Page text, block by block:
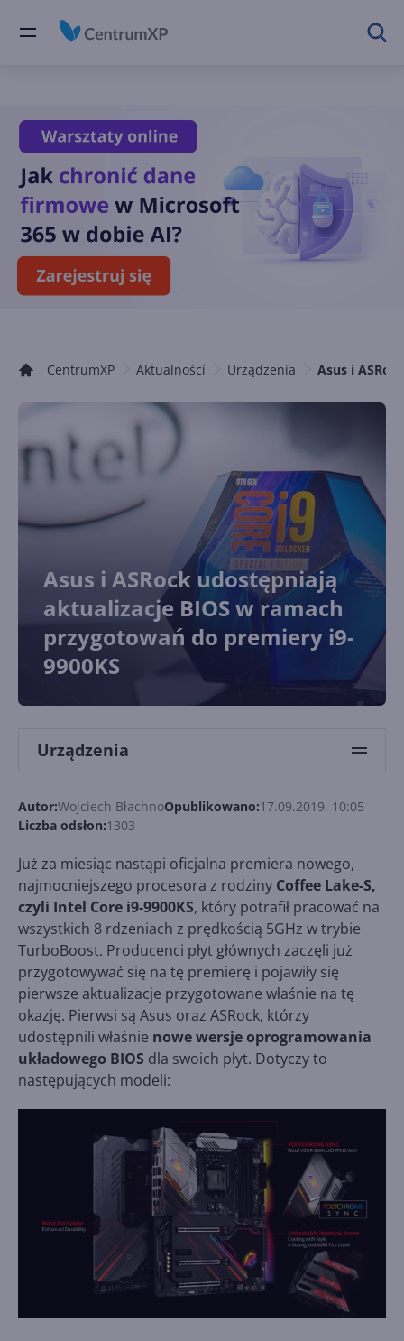
CentrumXP Aktualności Urządzenia Asus i
Asus i ASRock udostępniają
aktualizacje BIOS w ramach
przygotowań do premiery i9-
9900KS
Urządzenia
Autor:Wojciech BłachnoOpublikowano:17.09.2019, 10:05
Liczba odsłon:1303
Już za miesiąc nastąpi oficjalna premiera nowego,
najmocniejszego procesora z rodziny Coffee Lake-S,
czyli Intel Core i9-9900KS, który potrafił pracować na
wszystkich 8 rdzeniach z prędkością 5GHz w trybie
TurboBoost. Producenci płyt głównych zaczęli już
przygotowywać się na tę premierę i pojawiły się
pierwsze aktualizacje przygotowane właśnie na tę
okazję. Pierwsi są Asus oraz ASRock, którzy
udostępnili właśnie nowe wersje oprogramowania
układowego BIOS dla swoich płyt. Dotyczy to
następujących modeli: